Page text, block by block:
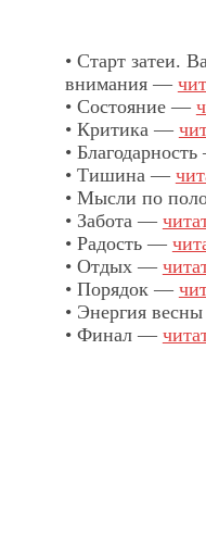
• Старт затеи.
внимания —
• Состояние —
• Критика —
•
• Тишина —
• Мысли по
• Забота —
• Радость —
• Отдых —
• Порядок —
• Энергия
• Финал —